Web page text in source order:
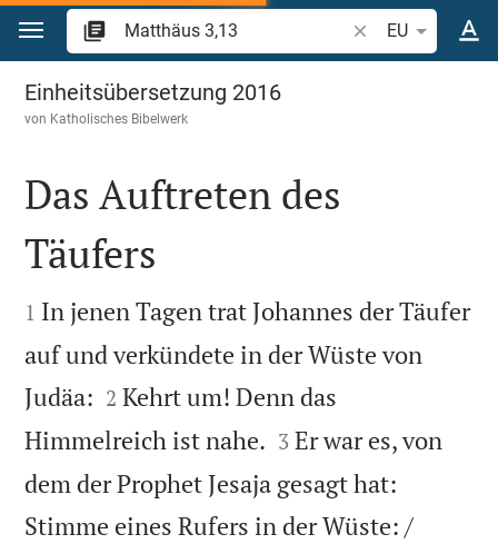
Zum Inhalt springen
Bibelstelle oder
EU
Matthäus 3
Einheitsübersetzung 2016
von Katholisches Bibelwerk

Das Auftreten des
Täufers

1 In jenen Tagen trat Johannes der Täufer
auf und verkündete in der Wüste von
Judäa: 

2 Kehrt um! Denn das
Himmelreich ist nahe. 

3 Er war es, von
dem der Prophet Jesaja gesagt hat:
Stimme eines Rufers in der Wüste: /